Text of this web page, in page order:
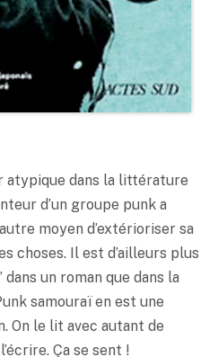
atypique dans la littérature
d’un groupe punk a
moyen d’extérioriser sa
choses. Il est d’ailleurs plus
un roman que dans la
samouraï en est une
On le lit avec autant de
Ça se sent !